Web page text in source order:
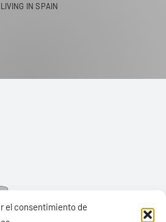
el consentimiento de
LIVING IN SPAIN